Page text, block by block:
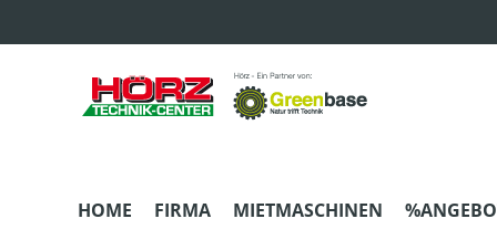
HOME FIRMA MIETMASCHINEN